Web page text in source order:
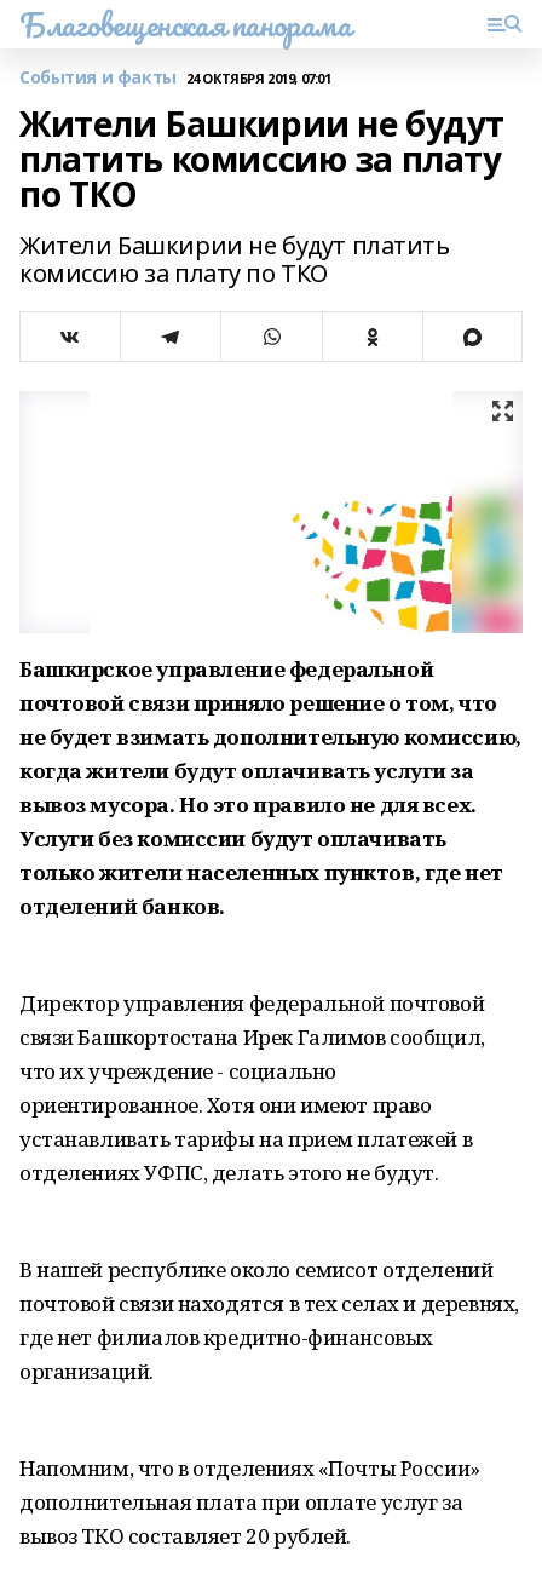
Благовещенская панорама
События и факты 24 ОКТЯБРЯ 2019, 07:01
Жители Башкирии не будут
платить комиссию за плату
по ТКО
Жители Башкирии не будут платить
комиссию за плату по ТКО
Башкирское управление федеральной
почтовой связи приняло решение о том, что
не будет взимать дополнительную комиссию,
когда жители будут оплачивать услуги за
вывоз мусора. Но это правило не для всех.
Услуги без комиссии будут оплачивать
только жители населенных пунктов, где нет
отделений банков.
Директор управления федеральной почтовой
связи Башкортостана Ирек Галимов сообщил,
что их учреждение - социально
ориентированное. Хотя они имеют право
устанавливать тарифы на прием платежей в
отделениях УФПС, делать этого не будут.
В нашей республике около семисот отделений
почтовой связи находятся в тех селах и деревнях,
где нет филиалов кредитно-финансовых
организаций.
Напомним, что в отделениях «Почты России»
дополнительная плата при оплате услуг за
вывоз ТКО составляет 20 рублей.